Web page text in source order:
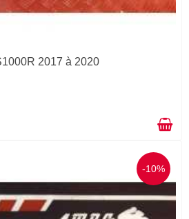
2017 à 2020
-10%